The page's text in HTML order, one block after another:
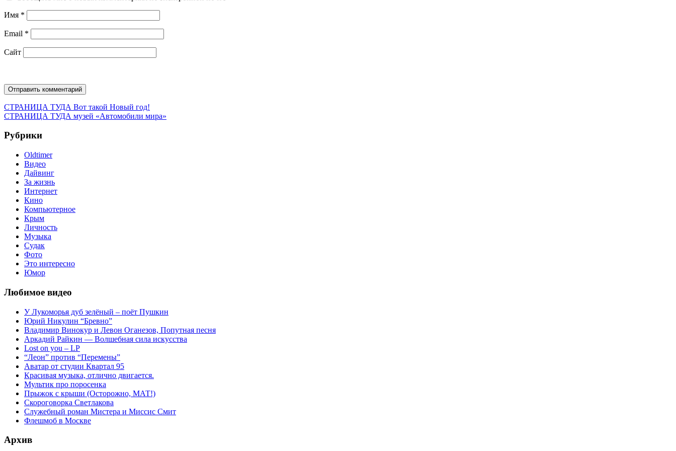
Имя *
Email *
Сайт
Навигация
по
записям
СТРАНИЦА ТУДА Предыдущая
запись:
Вот такой Новый год!
СТРАНИЦА ТУДА Следующая
музей «Автомобили мира»
Рубрики
Oldtimer
Видео
Дайвинг
За жизнь
Интернет
Кино
Компьютерное
Крым
Личность
Музыка
Судак
Фото
Это интересно
Юмор
Любимое видео
У Лукоморья дуб зелёный – поёт Пушкин
Юрий Никулин “Бревно”
Владимир Винокур и Левон Оганезов, Попутная песня
Аркадий Райкин — Волшебная сила искусства
Lost on you – LP
“Леон” против “Перемены”
Аватар от студии Квартал 95
Красивая музыка, отлично двигается.
Мультик про поросенка
Прыжок с крыши (Осторожно, МАТ!)
Скороговорка Светлакова
Служебный роман Мистера и Миссис Смит
Флешмоб в Москве
Архив